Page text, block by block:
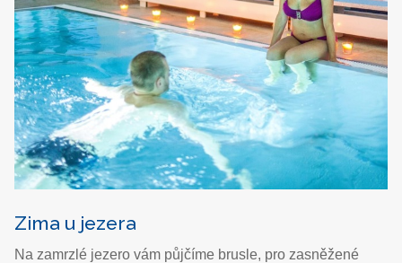
Zima u jezera
Na zamrzlé jezero vám půjčíme brusle, pro zasněžené